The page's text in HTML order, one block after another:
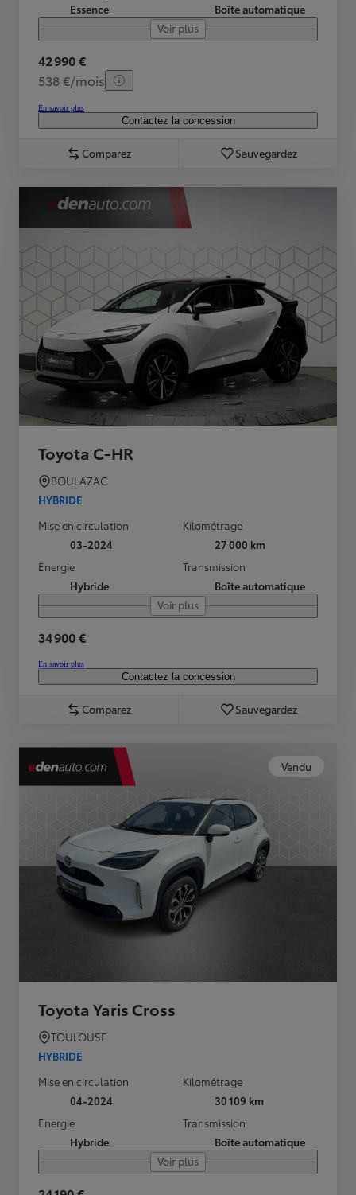
Essence
Boîte automatique
Voir plus
42 990 €
538 €/mois
En savoir plus
Contactez la concession
Comparez Sauvegardez
Toyota C-HR
BOULAZAC
HYBRIDE
Mise en circulation
03-2024
Kilométrage
27 000 km
Energie
Hybride
Transmission
Boîte automatique
Voir plus
34 900 €
En savoir plus
Contactez la concession
Comparez Sauvegardez
Vendu
Toyota Yaris Cross
TOULOUSE
HYBRIDE
Mise en circulation
04-2024
Kilométrage
30 109 km
Energie
Hybride
Transmission
Boîte automatique
Voir plus